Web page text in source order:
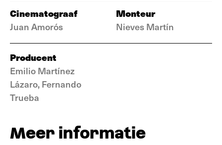
Cinematograaf
Juan Amorós
Monteur
Nieves Martín
Producent
Emilio Martínez
Lázaro, Fernando
Trueba
Meer informatie